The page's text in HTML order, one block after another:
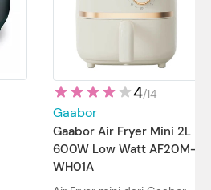
4/14
Gaabor
Gaabor Air Fryer Mini 2L
600W Low Watt AF20M-
WH01A